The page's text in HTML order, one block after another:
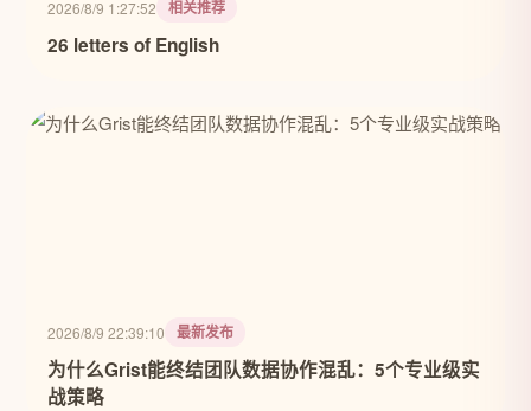
2026/8/9 1:27:52 相关推荐
26 letters of English
2026/8/9 22:39:10 最新发布
为什么Grist能终结团队数据协作混乱：5个专业级实
战策略